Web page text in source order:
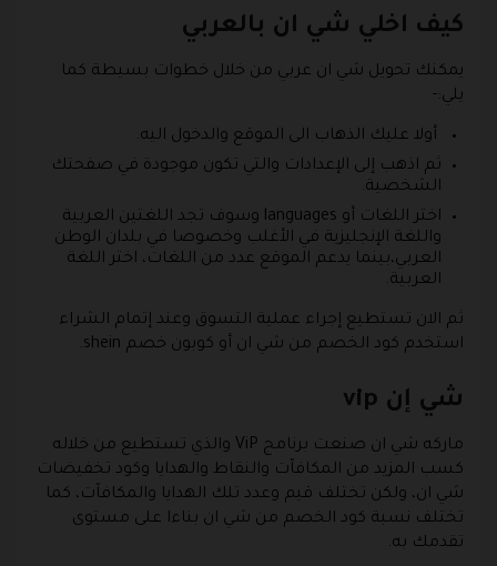
كيف اخلي شي ان بالعربي
يمكنك تحويل شي ان عربي من خلال خطوات بسيطة كما
يلي:-
أولا عليك الذهاب الى الموقع والدخول اليه.
ثم اذهب إلى الإعدادات والتي تكون موجودة في صفحتك
الشخصية.
اختر اللغات أو languages وسوف تجد اللغتين العربية
واللغة الإنجليزية في الأغلب وخصوصا في بلدان الوطن
العربي،بينما يدعم الموقع عدد من اللغات، اختر اللغة
العربية.
ثم الان تستطيع إجراء عملية التسوق وعند إتمام الشراء
استخدم كود الخصم من شي ان أو كوبون خصم shein.
شي إن vip
ماركه شي ان صنعت برنامج ViP والذي تستطيع من خلاله
كسب المزيد من المكافآت والنقاط والهدايا وكود تخفيضات
شي ان، ولكن تختلف قيم وعدد تلك الهدايا والمكافآت، كما
تختلف نسبة كود الخصم من شي ان بناءا على مستوى
تقدمك به.